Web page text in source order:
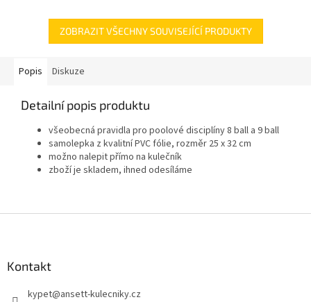
ZOBRAZIT VŠECHNY SOUVISEJÍCÍ PRODUKTY
Popis Diskuze
Detailní popis produktu
všeobecná pravidla pro poolové disciplíny 8 ball a 9 ball
samolepka z kvalitní PVC fólie, rozměr 25 x 32 cm
možno nalepit přímo na kulečník
zboží je skladem, ihned odesíláme
Kontakt
kypet@ansett-kulecniky.cz